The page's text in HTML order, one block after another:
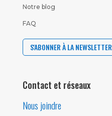
Notre blog
FAQ
S'ABONNER À LA NEWSLETTER
Contact et réseaux
Nous joindre